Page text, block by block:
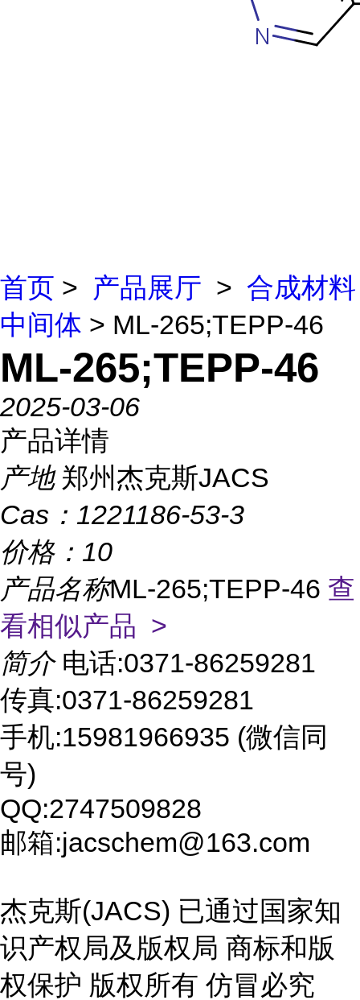
首页 > 产品展厅 > 合成材料
中间体 > ML-265;TEPP-46
ML-265;TEPP-46
2025-03-06
产品详情
产地 郑州杰克斯JACS
Cas： 1221186-53-3
价格： 10
产品名称ML-265;TEPP-46 查
看相似产品 >
简介 电话:0371-86259281
传真:0371-86259281
手机:15981966935 (微信同
号)
QQ:2747509828
邮箱:jacschem@163.com
杰克斯(JACS) 已通过国家知
识产权局及版权局 商标和版
权保护 版权所有 仿冒必究